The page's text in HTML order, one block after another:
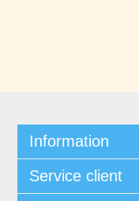
Information
Service client